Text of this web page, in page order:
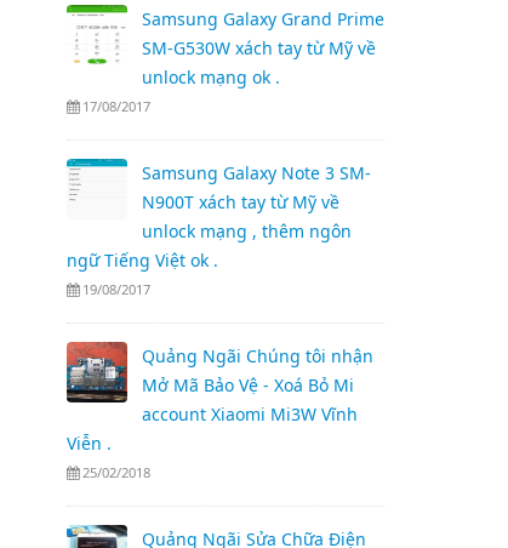
Samsung Galaxy Grand Prime
SM-G530W xách tay từ Mỹ về
unlock mạng ok .
17/08/2017
Samsung Galaxy Note 3 SM-
N900T xách tay từ Mỹ về
unlock mạng , thêm ngôn
ngữ Tiếng Việt ok .
19/08/2017
Quảng Ngãi Chúng tôi nhận
Mở Mã Bảo Vệ - Xoá Bỏ Mi
account Xiaomi Mi3W Vĩnh
Viễn .
25/02/2018
Quảng Ngãi Sửa Chữa Điện